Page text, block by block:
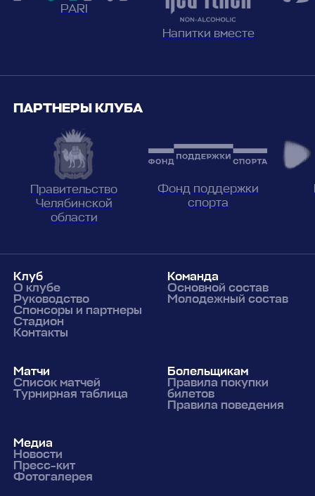
PARI
Напитки вместе
ПАРТНЕРЫ КЛУБА
Правительство
Челябинской
области
Фонд поддержки
спорта
Клуб
О клубе
Руководство
Спонсоры и партнеры
Стадион
Контакты
Команда
Основной состав
Молодежный состав
Матчи
Список матчей
Турнирная таблица
Болельщикам
Правила покупки
билетов
Правила поведения
Медиа
Новости
Пресс-кит
Фотогалерея